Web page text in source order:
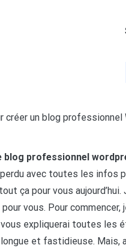
un blog
blog professionnel
avec toutes les infos
ça pour vous
vous. Pour commencer,
expliquerai toutes les
et fastidieuse. Mais,